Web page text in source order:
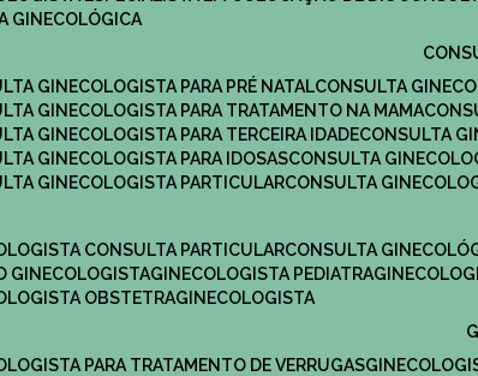
GINECOLÓGICA
GINECOLOGISTA PARA PRÉ NATAL
CONSULTA
GINECOLOGISTA PARA TRATAMENTO NA MAMA
GINECOLOGISTA PARA TERCEIRA IDADE
CONSULTA
GINECOLOGISTA PARA IDOSAS
CONSULTA
GINECOLOGISTA PARTICULAR
CONSULTA
CONSULTA PARTICULAR​
CONSULTA
GINECOLOGISTA​
GINECOLOGISTA PEDIATRA​
OBSTETRA​
GINECOLOGISTA
PARA TRATAMENTO DE VERRUGAS